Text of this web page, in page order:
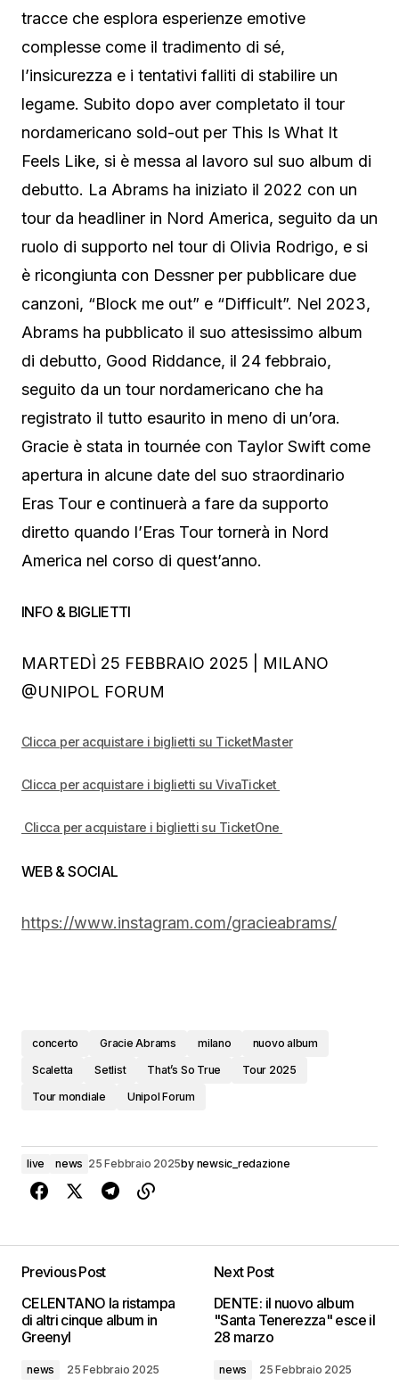
tracce che esplora esperienze emotive
complesse come il tradimento di sé,
l’insicurezza e i tentativi falliti di stabilire un
legame. Subito dopo aver completato il tour
nordamericano sold-out per This Is What It
Feels Like, si è messa al lavoro sul suo album di
debutto. La Abrams ha iniziato il 2022 con un
tour da headliner in Nord America, seguito da un
ruolo di supporto nel tour di Olivia Rodrigo, e si
è ricongiunta con Dessner per pubblicare due
canzoni, “Block me out” e “Difficult”. Nel 2023,
Abrams ha pubblicato il suo attesissimo album
di debutto, Good Riddance, il 24 febbraio,
seguito da un tour nordamericano che ha
registrato il tutto esaurito in meno di un’ora.
Gracie è stata in tournée con Taylor Swift come
apertura in alcune date del suo straordinario
Eras Tour e continuerà a fare da supporto
diretto quando l’Eras Tour tornerà in Nord
America nel corso di quest’anno.
INFO & BIGLIETTI
MARTEDÌ 25 FEBBRAIO 2025 | MILANO
@UNIPOL FORUM
Clicca per acquistare i biglietti su TicketMaster
Clicca per acquistare i biglietti su VivaTicket
Clicca per acquistare i biglietti su TicketOne
WEB & SOCIAL
https://www.instagram.com/gracieabrams/
concerto Gracie Abrams milano
nuovo album
Scaletta
Setlist That’s So True
Tour 2025
Tour mondiale
Unipol Forum
live news 25 Febbraio 2025by newsic_redazione
Previous Post
CELENTANO la ristampa
di altri cinque album in
Greenyl
news 25 Febbraio 2025
Next Post
DENTE: il nuovo album
"Santa Tenerezza" esce il
28 marzo
news 25 Febbraio 2025